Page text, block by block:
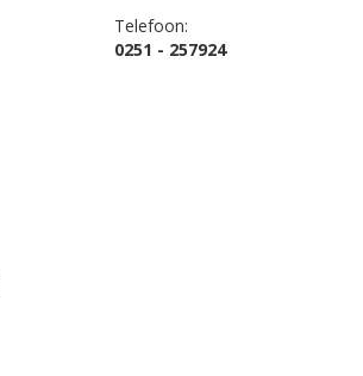
Telefoon:
0251 - 257924